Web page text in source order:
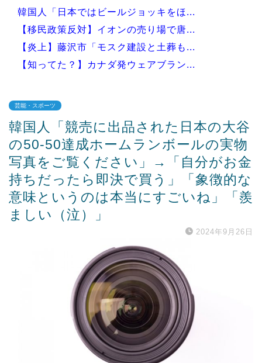
韓国人「日本ではビールジョッキをほ...
【移民政策反対】イオンの売り場で唐...
【炎上】藤沢市「モスク建設と土葬も...
【知ってた？】カナダ発ウェアブラン...
Powered by livedoor 相互RSS
芸能・スポーツ
韓国人「競売に出品された日本の大谷
の50-50達成ホームランボールの実物
写真をご覧ください」→「自分がお金
持ちだったら即決で買う」「象徴的な
意味というのは本当にすごいね」「羨
ましい（泣）」
2024年9月26日